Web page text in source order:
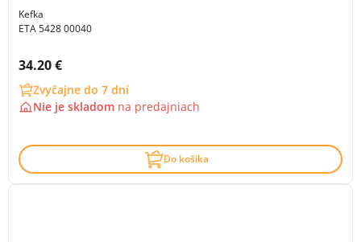
Kefka
ETA 5428 00040
Cena s DPH:
34.20 €
Zvyčajne do 7 dní
Nie je skladom na predajniach
Do košíka